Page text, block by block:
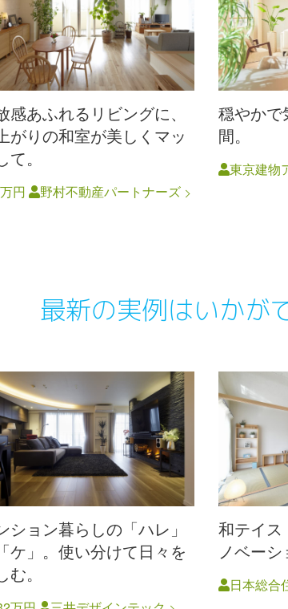
感あふれるリビングに、
がりの和室が美しくマッ
て。
円 野村不動産パートナーズ
穏やかで
間。
東京建物
最新の実例はいかが
ション暮らしの「ハレ」
ケ」。使い分けて日々を
む。
和テイス
ノベーシ
日本総合